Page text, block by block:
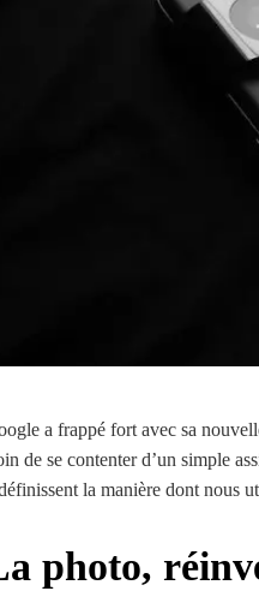
a frappé fort avec sa
de se contenter d’un simple
la manière dont nous
photo,